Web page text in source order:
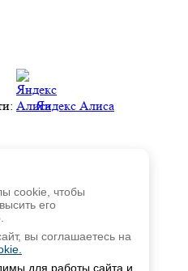
Яндекс Алиса
cookie, чтобы
его
вы соглашаетесь на
для работы сайта и